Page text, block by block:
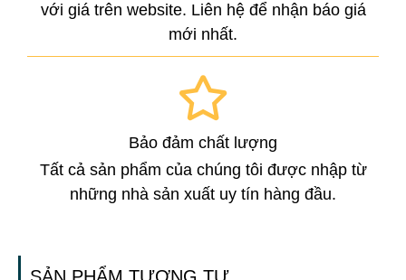
với giá trên website. Liên hệ để nhận báo giá
mới nhất.
Bảo đảm chất lượng
Tất cả sản phẩm của chúng tôi được nhập từ
những nhà sản xuất uy tín hàng đầu.